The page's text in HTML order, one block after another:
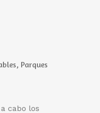
Parques
cabo los